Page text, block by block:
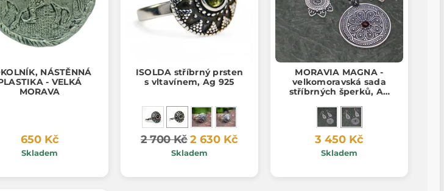
NÁSTĚNNÁ
- VELKÁ
MORAVA
650 Kč
Skladem
ISOLDA stříbrný prsten
s vltavínem, Ag 925
2 700 Kč2 630 Kč
Skladem
MORAVIA MAGNA -
velkomoravská sada
stříbrných šperků, Ag
3 450 Kč
Skladem